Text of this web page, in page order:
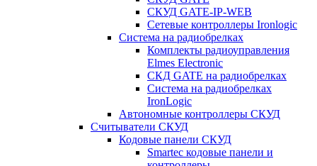
СКУД GATE-IP-WEB
Сетевые контроллеры Ironlogic
Система на радиобрелках
Комплекты радиоуправления
Elmes Electronic
СКД GATE на радиобрелках
Система на радиобрелках
IronLogic
Автономные контроллеры СКУД
Считыватели СКУД
Кодовые панели СКУД
Smartec кодовые панели и